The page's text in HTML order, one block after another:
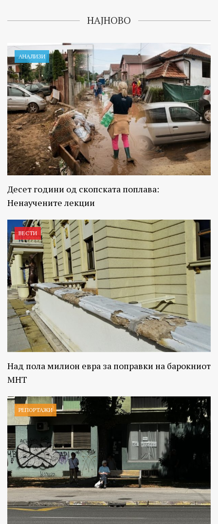
НАЈНОВО
АНАЛИЗИ
Десет години од скопската поплава:
Ненаучените лекции
ВЕСТИ
Над пола милион евра за поправки на барокниот
МНТ
РЕПОРТАЖИ